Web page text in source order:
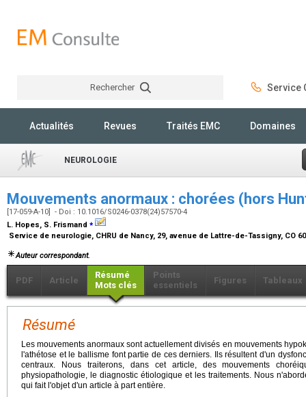
Rechercher Service
Actualités Revues Traités EMC Domaines
NEUROLOGIE
Mouvements anormaux : chorées (hors
[17-059-A-10] - Doi : 10.1016/S0246-0378(24)57570-4
L. Hopes, S. Frismand ⁎
Service de neurologie, CHRU de Nancy, 29, avenue de Lattre-de-Tassigny, CO
Auteur correspondant.
PDF Article
Résumé
Mots clés
Points
essentiels
Figures Tableaux
Résumé
Les mouvements anormaux sont actuellement divisés en mouvements
l'athétose et le ballisme font partie de ces derniers. Ils résultent d'un
centraux. Nous traiterons, dans cet article, des mouvements
physiopathologie, le diagnostic étiologique et les traitements. Nous
qui fait l'objet d'un article à part entière.